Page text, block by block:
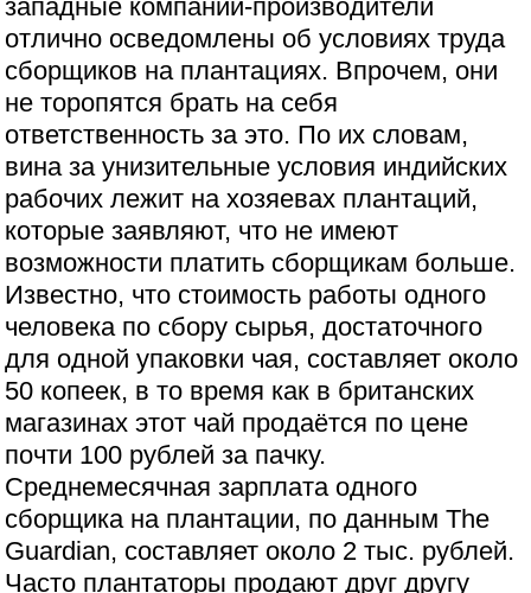
западные компании-производители
отлично осведомлены об условиях труда
сборщиков на плантациях. Впрочем, они
не торопятся брать на себя
ответственность за это. По их словам,
вина за унизительные условия индийских
рабочих лежит на хозяевах плантаций,
которые заявляют, что не имеют
возможности платить сборщикам больше.
Известно, что стоимость работы одного
человека по сбору сырья, достаточного
для одной упаковки чая, составляет около
50 копеек, в то время как в британских
магазинах этот чай продаётся по цене
почти 100 рублей за пачку.
Среднемесячная зарплата одного
сборщика на плантации, по данным The
Guardian, составляет около 2 тыс. рублей.
Часто плантаторы продают друг другу